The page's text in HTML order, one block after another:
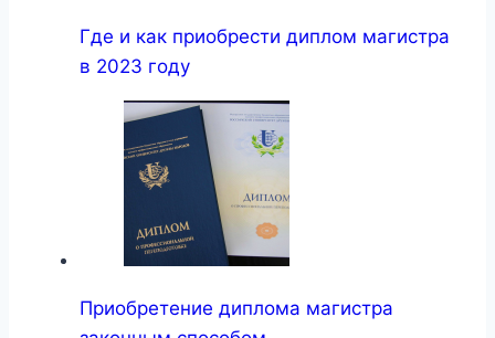
Где и как приобрести диплом магистра
в 2023 году
Приобретение диплома магистра